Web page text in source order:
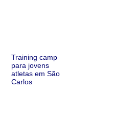
Training camp
para jovens
atletas em São
Carlos